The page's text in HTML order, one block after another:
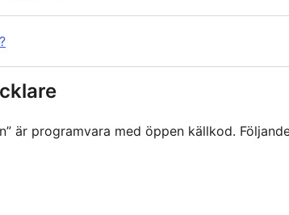
är programvara med öppen källkod.